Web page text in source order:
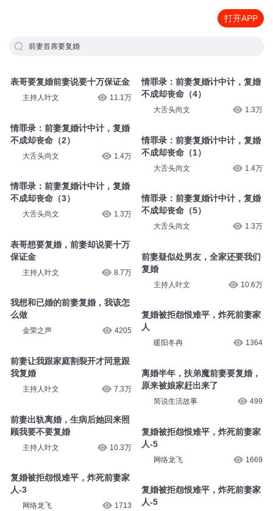
打开APP
前妻首席要复婚
表哥要复婚前妻说要十万保证金
主持人叶文 11.1万
情罪录：前妻复婚计中计，复婚
不成却丧命（2）
大舌头尚文 1.4万
情罪录：前妻复婚计中计，复婚
不成却丧命（3）
大舌头尚文 1.3万
表哥想要复婚，前妻却说要十万
保证金
主持人叶文 8.7万
我想和已婚的前妻复婚，我该怎
么做
金荣之声 4205
前妻让我跟家庭割裂开才同意跟
我复婚
主持人叶文 7.3万
前妻出轨离婚，生病后她回来照
顾我要不要复婚
主持人叶文 10.3万
复婚被拒怨恨难平，炸死前妻家
人-3
网络龙飞 1713
情罪录：前妻复婚计中计，复婚
不成却丧命（4）
大舌头尚文 1.3万
情罪录：前妻复婚计中计，复婚
不成却丧命（1）
大舌头尚文 1.4万
情罪录：前妻复婚计中计，复婚
不成却丧命（5）
大舌头尚文 1.3万
前妻疑似处男友，全家还要我们
复婚
主持人叶文 10.6万
复婚被拒怨恨难平，炸死前妻家
人
暖阳冬冉 1364
离婚半年，扶弟魔前妻要复婚，
原来被娘家赶出来了
简说生活故事 499
复婚被拒怨恨难平，炸死前妻家
人-5
网络龙飞 1669
复婚被拒怨恨难平，炸死前妻家
人-5